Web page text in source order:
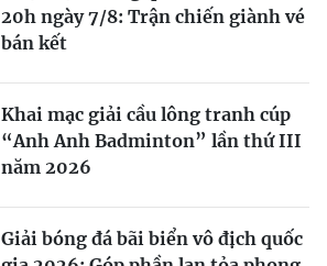
20h ngày 7/8: Trận chiến giành vé
bán kết
Khai mạc giải cầu lông tranh cúp
“Anh Anh Badminton” lần thứ III
năm 2026
Giải bóng đá bãi biển vô địch quốc